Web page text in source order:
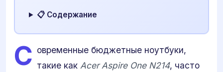
📋 Содержание
С овременные бюджетные ноутбуки,
такие как Acer Aspire One N214, часто